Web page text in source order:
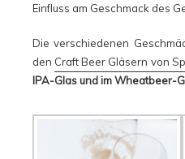
Einfluss am Geschmack des
Die verschiedenen
den Craft Beer Gläsern von
IPA-Glas und im Wheatbeer-